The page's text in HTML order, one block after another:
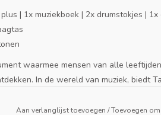
| 1x muziekboek | 2x drumstokjes |
waarmee mensen van alle
In de wereld van muziek, biedt
Aan verlanglijst toevoegen /Toevoegen